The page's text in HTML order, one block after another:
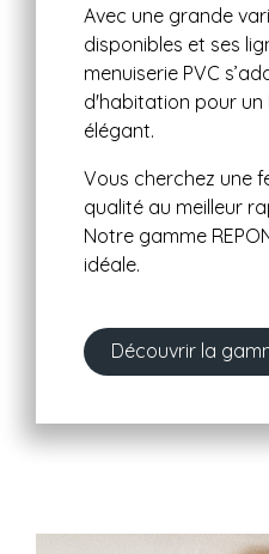
Avec une grande
disponibles et ses
menuiserie PVC
d'habitation pour un
élégant.
Vous cherchez une
qualité au meilleur
Notre gamme
idéale.
Découvrir la